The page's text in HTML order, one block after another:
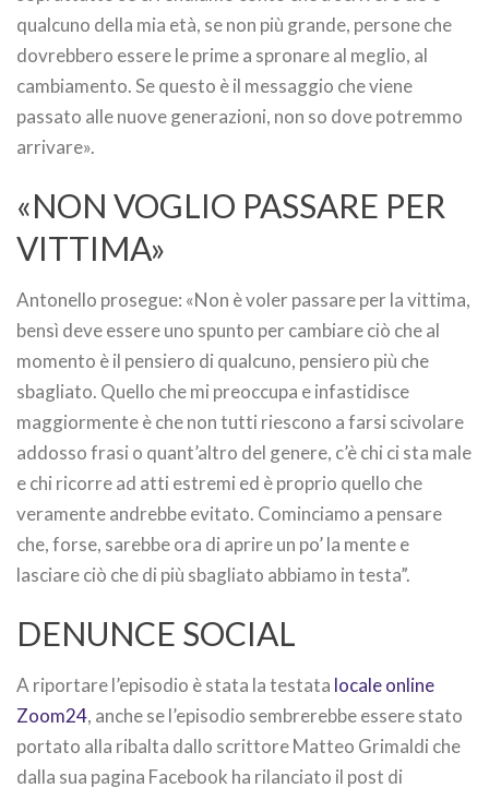
qualcuno della mia età, se non più grande, persone che
dovrebbero essere le prime a spronare al meglio, al
cambiamento. Se questo è il messaggio che viene
passato alle nuove generazioni, non so dove potremmo
arrivare».
«NON VOGLIO PASSARE PER
VITTIMA»
Antonello prosegue: «Non è voler passare per la vittima,
bensì deve essere uno spunto per cambiare ciò che al
momento è il pensiero di qualcuno, pensiero più che
sbagliato. Quello che mi preoccupa e infastidisce
maggiormente è che non tutti riescono a farsi scivolare
addosso frasi o quant’altro del genere, c’è chi ci sta male
e chi ricorre ad atti estremi ed è proprio quello che
veramente andrebbe evitato. Cominciamo a pensare
che, forse, sarebbe ora di aprire un po’ la mente e
lasciare ciò che di più sbagliato abbiamo in testa”.
DENUNCE SOCIAL
A riportare l’episodio è stata la testata locale online
Zoom24, anche se l’episodio sembrerebbe essere stato
portato alla ribalta dallo scrittore Matteo Grimaldi che
dalla sua pagina Facebook ha rilanciato il post di